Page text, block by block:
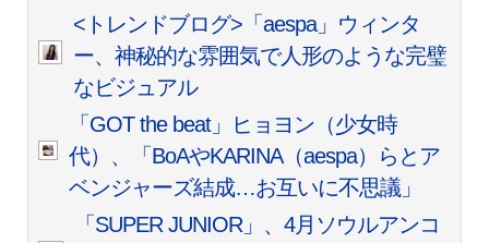
<トレンドブログ>「aespa」ウィンタ
ー、神秘的な雰囲気で人形のような完璧
なビジュアル
「GOT the beat」ヒョヨン（少女時
代）、「BoAやKARINA（aespa）らとア
ベンジャーズ結成…お互いに不思議」
「SUPER JUNIOR」、4月ソウルアンコ